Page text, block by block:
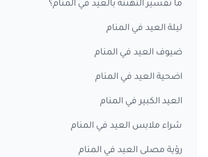
ما تفسير التهنئة بالعيد في المنام؟
ليلة العيد في المنام
ضيوف العيد في المنام
اضحية العيد في المنام
العيد الكبير في المنام
شراء ملابس العيد في المنام
رؤية مصلى العيد في المنام